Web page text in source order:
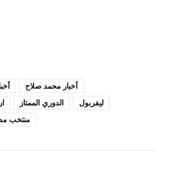
أخبار محمد صلاح
الدوري الممتاز
ليفربول
منتخب